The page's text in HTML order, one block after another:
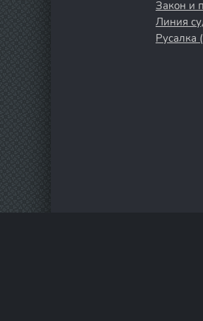
Линия
Русалка